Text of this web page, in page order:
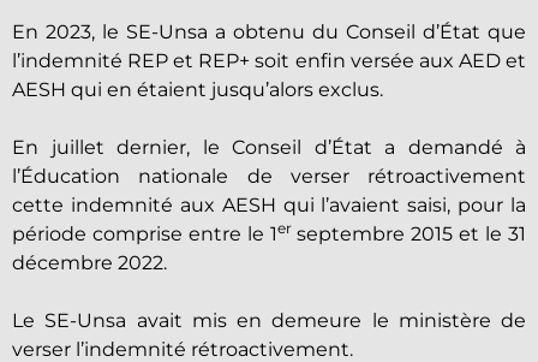
En 2023, le SE-Unsa a obtenu du Conseil d’État que
l’indemnité REP et REP+ soit enfin versée aux AED et
AESH qui en étaient jusqu’alors exclus.
En juillet dernier, le Conseil d’État a demandé à
l’Éducation nationale de verser rétroactivement
cette indemnité aux AESH qui l’avaient saisi, pour la
période comprise entre le 1erseptembre 2015 et le 31
décembre 2022.
Le SE-Unsa avait mis en demeure le ministère de
verser l’indemnité rétroactivement.